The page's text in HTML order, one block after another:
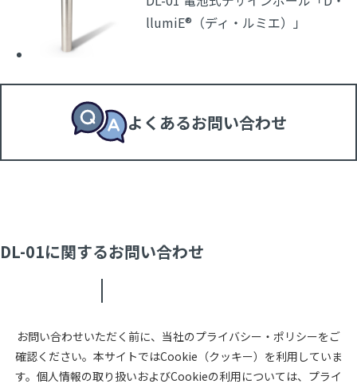
llumiE®（ディ・ルミエ）」
よくあるお問い合わせ
DL-01に関するお問い合わせ
お問い合わせいただく前に、当社のプライバシー・ポリシーをご
確認ください。本サイトではCookie（クッキー）を利用していま
す。個人情報の取り扱いおよびCookieの利用については、プライ